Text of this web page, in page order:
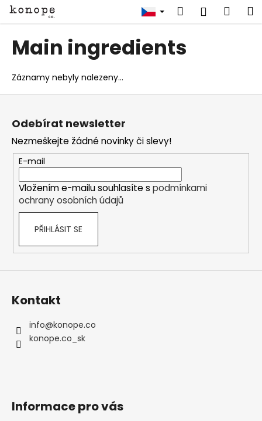
Přejít
na
obsah
Hledat
Main ingredients
Záznamy nebyly nalezeny...
o
o
p
t
ř
e
b
u
e
e
a
j
í
t
?
HLEDAT
Z
Odebírat newsletter
Nezmeškejte žádné novinky či slevy!
E-mail
Vložením e-mailu souhlasíte s podmínkami
ochrany osobních údajů
PŘIHLÁSIT SE
Kontakt
info@konope.co
konope.co_sk
Informace pro vás